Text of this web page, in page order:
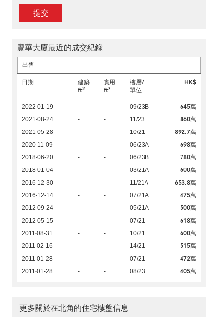
提交
豐華大廈最近的成交紀錄
出售
日期
建築
ft2
實用
ft2
樓層/
單位
HK$
2022-01-19 - - 09/23B 645萬
2021-08-24 - - 11/23 860萬
2021-05-28 - - 10/21 892.7萬
2020-11-09 - - 06/23A 698萬
2018-06-20 - - 06/23B 780萬
2018-01-04 - - 03/21A 600萬
2016-12-30 - - 11/21A 653.8萬
2016-12-14 - - 07/21A 475萬
2012-09-24 - - 05/21A 500萬
2012-05-15 - - 07/21 618萬
2011-08-31 - - 10/21 600萬
2011-02-16 - - 14/21 515萬
2011-01-28 - - 07/21 472萬
2011-01-28 - - 08/23 405萬
更多關於在北角的住宅樓盤信息